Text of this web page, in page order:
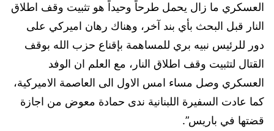
العسكري ما زال يحمل طرحاً وحيداً هو تثبيت وقف اطلاق
النار قبل البحث بأي بند آخر، وهناك رهان اميركي على
دور للرئيس نبيه بري للمساهمة بإقناع حزب الله بوقف
القتال لتثبيت وقف اطلاق النار، مع العلم ان الوفد
العسكري وصل مساء امس الاول الى العاصمة الاميركية،
كما عادت السفيرة اللبنانية ندى حمادة معوض من اجازة
قضتها في باريس”.